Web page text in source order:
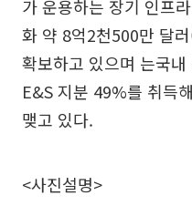
가 운용하는 장기 인프
화 약 8억2천500만 달
확보하고 있으며 는국
E&S 지분 49%를 취득
맺고 있다.
<사진설명>